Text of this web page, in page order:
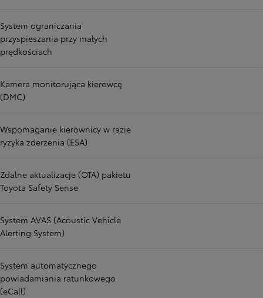
System ograniczania
przyspieszania przy małych
prędkościach
Kamera monitorująca kierowcę
(DMC)
Wspomaganie kierownicy w razie
ryzyka zderzenia (ESA)
Zdalne aktualizacje (OTA) pakietu
Toyota Safety Sense
System AVAS (Acoustic Vehicle
Alerting System)
System automatycznego
powiadamiania ratunkowego
(eCall)